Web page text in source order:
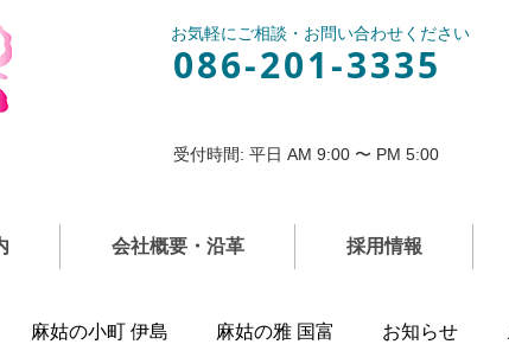
086-201-3335
お気軽にご相談・お問い合わせください
受付時間: 平日 AM 9:00 〜 PM 5:00
会社概要・沿革 採用情報
麻姑の小町 伊島 麻姑の雅 国富 お知らせ